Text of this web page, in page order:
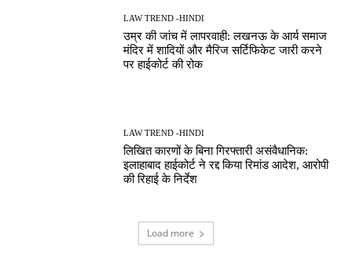
LAW TREND -HINDI
उम्र की जांच में लापरवाही: लखनऊ के आर्य समाज
मंदिर में शादियों और मैरिज सर्टिफिकेट जारी करने
पर हाईकोर्ट की रोक
LAW TREND -HINDI
लिखित कारणों के बिना गिरफ्तारी असंवैधानिक:
इलाहाबाद हाईकोर्ट ने रद्द किया रिमांड आदेश, आरोपी
की रिहाई के निर्देश
Load more